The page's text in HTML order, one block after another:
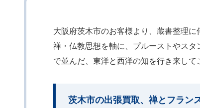
大阪府茨木市のお客様より、蔵書整理
禅・仏教思想を軸に、プルーストやス
で並んだ、東洋と西洋の知を行き来して
茨木市の出張買取、禅とフラン